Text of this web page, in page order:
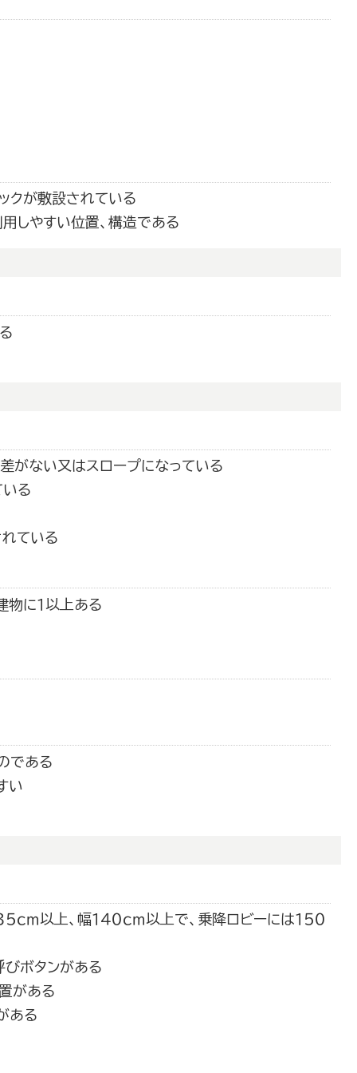
クが敷設されている
しやすい位置、構造である
がない又はスロープになっている
る
ている
物に１以上ある
である
い
ｍ以上、幅１４０ｃｍ以上で、乗降ロビーには１５０
びボタンがある
がある
ある